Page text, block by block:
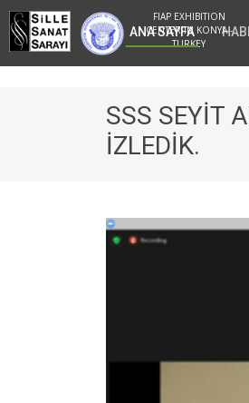
FIAP EXHIBITION
CENTER IN KONYA -
TURKEY
ANA SAYFA
SSS SEYİT
İZLEDİK.